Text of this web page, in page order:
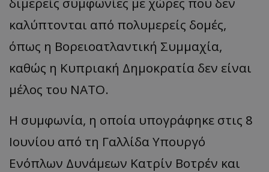
καλύπτονται από πολυμερείς δομές,
όπως η Βορειοατλαντική Συμμαχία,
καθώς η Κυπριακή Δημοκρατία δεν είναι
μέλος του ΝΑΤΟ.
Η συμφωνία, η οποία υπογράφηκε στις 8
Ιουνίου από τη Γαλλίδα Υπουργό
Ενόπλων Δυνάμεων Κατρίν Βοτρέν και